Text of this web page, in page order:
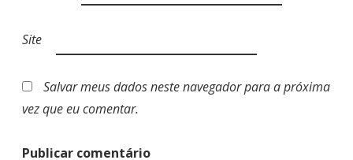
Site
Salvar meus dados neste navegador para a próxima
vez que eu comentar.